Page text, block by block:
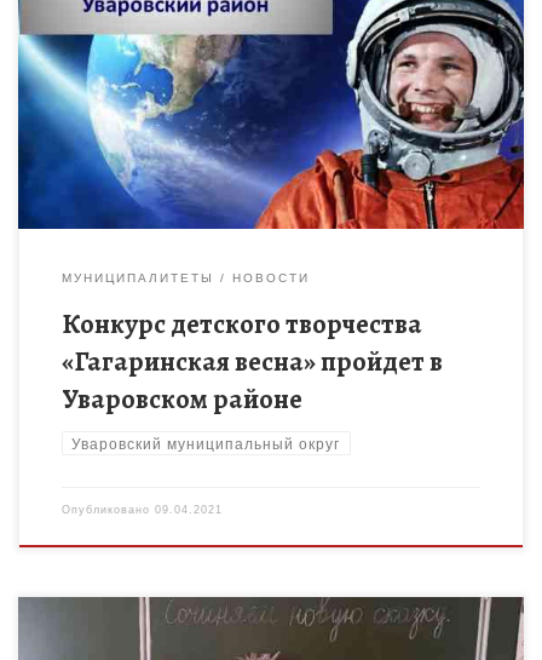
С 12 по 16 апреля в Уваровском районе пройдет конкурс
детского творчества «Гагаринская весна», посвященный 60-
летию первого полета человека в космос. Конкурс
проводится с целью […]
МУНИЦИПАЛИТЕТЫ НОВОСТИ
Конкурс детского творчества
«Гагаринская весна» пройдет в
Уваровском районе
Уваровский муниципальный округ
Опубликовано 09.04.2021